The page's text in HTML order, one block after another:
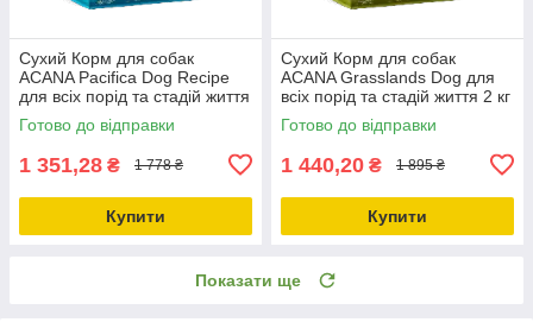
Сухий Корм для собак
ACANA Pacifica Dog Recipe
для всіх порід та стадій життя
2 кг (a54120)
Готово до відправки
1 351,28 ₴ 1 778 ₴
Купити
Сухий Корм для собак
ACANA Grasslands Dog для
всіх порід та стадій життя 2 кг
(a54220)
Готово до відправки
1 440,20 ₴ 1 895 ₴
Купити
Показати ще